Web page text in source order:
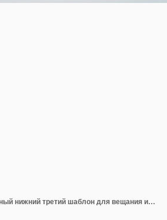
Профессиональный нижний третий шаблон для вещания и социальных сетей